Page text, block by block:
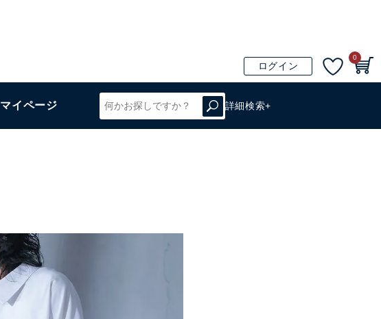
ログイン
0
マイページ 詳細検索+